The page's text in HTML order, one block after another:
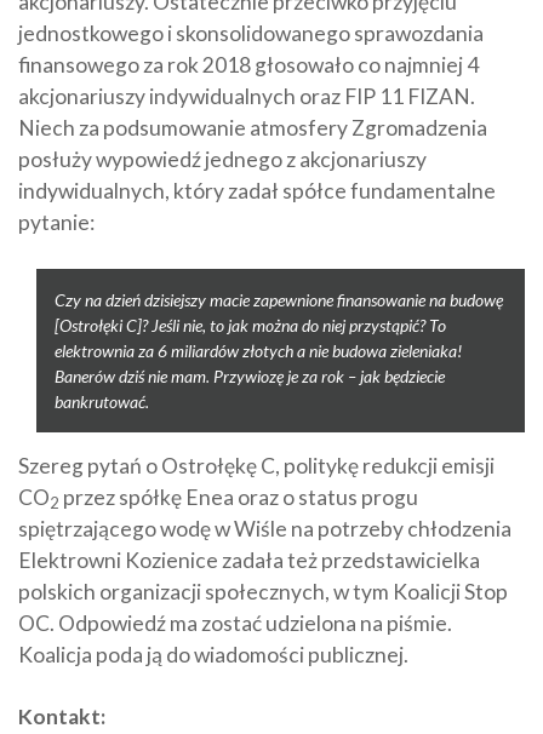
jednostkowego i skonsolidowanego sprawozdania
finansowego za rok 2018 głosowało co najmniej 4
akcjonariuszy indywidualnych oraz FIP 11 FIZAN.
Niech za podsumowanie atmosfery Zgromadzenia
posłuży wypowiedź jednego z akcjonariuszy
indywidualnych, który zadał spółce fundamentalne
pytanie:
Czy na dzień dzisiejszy macie zapewnione finansowanie na budowę
[Ostrołęki C]? Jeśli nie, to jak można do niej przystąpić? To
elektrownia za 6 miliardów złotych a nie budowa zieleniaka!
Banerów dziś nie mam. Przywiozę je za rok – jak będziecie
bankrutować.
Szereg pytań o Ostrołękę C, politykę redukcji emisji
CO2 przez spółkę Enea oraz o status progu
spiętrzającego wodę w Wiśle na potrzeby chłodzenia
Elektrowni Kozienice zadała też przedstawicielka
polskich organizacji społecznych, w tym Koalicji Stop
OC. Odpowiedź ma zostać udzielona na piśmie.
Koalicja poda ją do wiadomości publicznej.
Kontakt: